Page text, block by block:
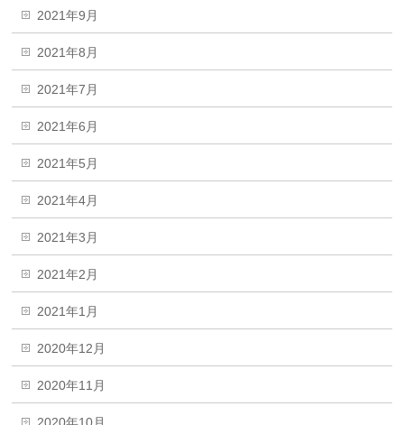
2021年9月
2021年8月
2021年7月
2021年6月
2021年5月
2021年4月
2021年3月
2021年2月
2021年1月
2020年12月
2020年11月